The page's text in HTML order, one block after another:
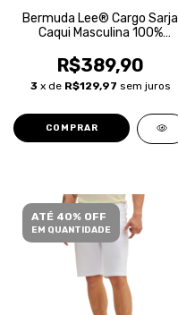
Bermuda Lee® Cargo Sarja
Caqui Masculina 100%
R$389,90
3 x de R$129,97 sem juros
COMPRAR
ATÉ 40% OFF
EM QUANTIDADE